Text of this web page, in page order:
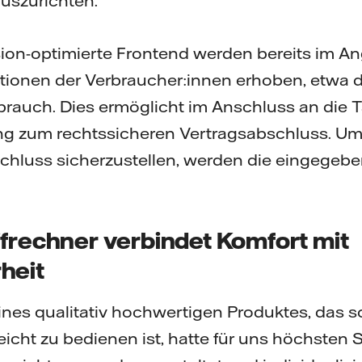
optimierte Frontend werden bereits im
der Verbraucher:innen erhoben, etwa
Dies ermöglicht im Anschluss an die
zum rechtssicheren Vertragsabschluss.
sicherzustellen, werden die
verbindet Komfort mit
qualitativ hochwertigen Produktes, das
zu bedienen ist, hatte für uns höchsten